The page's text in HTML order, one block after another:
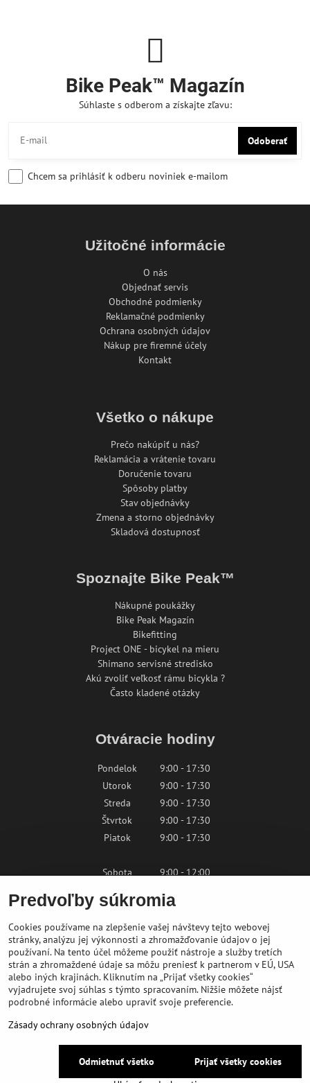
Bike Peak™ Magazín
Súhlaste s odberom a získajte zľavu:
Odoberať
Chcem sa prihlásiť k odberu noviniek e-mailom
Užitočné informácie
O nás
Objednať servis
Obchodné podmienky
Reklamačné podmienky
Ochrana osobných údajov
Nákup pre firemné účely
Kontakt
Všetko o nákupe
Prečo nakúpiť u nás?
Reklamácia a vrátenie tovaru
Doručenie tovaru
Spôsoby platby
Stav objednávky
Zmena a storno objednávky
Skladová dostupnosť
Spoznajte Bike Peak™
Nákupné poukážky
Bike Peak Magazín
Bikefitting
Project ONE - bicykel na mieru
Shimano servisné stredisko
Akú zvoliť veľkosť rámu bicykla ?
Často kladené otázky
Otváracie hodiny
Pondelok
9:00 - 17:30
Utorok
9:00 - 17:30
Streda
9:00 - 17:30
Štvrtok
9:00 - 17:30
Piatok
9:00 - 17:30
Sobota
9:00 - 12:00
Kontaktujte nás
shop@bikepeak.sk
+421 46 549 23 32
Navigovať do predajne
© 2026 BIKE PEAK
Zásady ochrany osobných údajov
Predvoľby súkromia
Cookies používame na zlepšenie vašej návštevy tejto webovej
stránky, analýzu jej výkonnosti a zhromažďovanie údajov o jej
používaní. Na tento účel môžeme použiť nástroje a služby tretích
strán a zhromaždené údaje sa môžu preniesť k partnerom v EÚ, USA
alebo iných krajinách. Kliknutím na „Prijať všetky cookies“
vyjadrujete svoj súhlas s týmto spracovaním. Nižšie môžete nájsť
podrobné informácie alebo upraviť svoje preferencie.
Zásady ochrany osobných údajov
Prijať všetky cookies
Odmietnuť všetko